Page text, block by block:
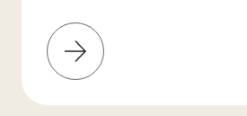
Pelajari
selengkapnya